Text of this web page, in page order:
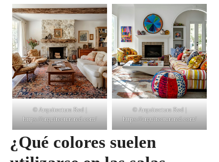
© Arquitectura Red |
https://arquitecturared.com/
© Arquitectura Red |
https://arquitecturared.com/
¿Qué colores suelen